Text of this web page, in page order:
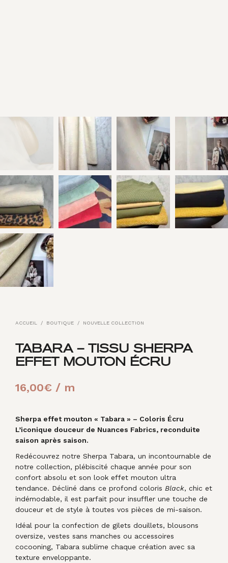
ACCUEIL / BOUTIQUE / NOUVELLE COLLECTION
TABARA – TISSU SHERPA
EFFET MOUTON ÉCRU
16,00€ / m
Sherpa effet mouton « Tabara » – Coloris Écru
L’iconique douceur de Nuances Fabrics, reconduite
saison après saison.
Redécouvrez notre Sherpa Tabara, un incontournable de
notre collection, plébiscité chaque année pour son
confort absolu et son look effet mouton ultra
tendance. Décliné dans ce profond coloris Black, chic et
indémodable, il est parfait pour insuffler une touche de
douceur et de style à toutes vos pièces de mi-saison.
Idéal pour la confection de gilets douillets, blousons
oversize, vestes sans manches ou accessoires
cocooning, Tabara sublime chaque création avec sa
texture enveloppante.